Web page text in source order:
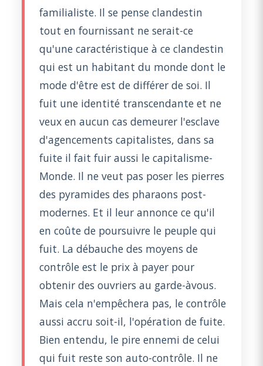
familialiste. Il se pense clandestin
tout en fournissant ne serait-ce
qu'une caractéristique à ce clandestin
qui est un habitant du monde dont le
mode d'être est de différer de soi. Il
fuit une identité transcendante et ne
veux en aucun cas demeurer l'esclave
d'agencements capitalistes, dans sa
fuite il fait fuir aussi le capitalisme-
Monde. Il ne veut pas poser les pierres
des pyramides des pharaons post-
modernes. Et il leur annonce ce qu'il
en coûte de poursuivre le peuple qui
fuit. La débauche des moyens de
contrôle est le prix à payer pour
obtenir des ouvriers au garde-àvous.
Mais cela n'empêchera pas, le contrôle
aussi accru soit-il, l'opération de fuite.
Bien entendu, le pire ennemi de celui
qui fuit reste son auto-contrôle. Il ne